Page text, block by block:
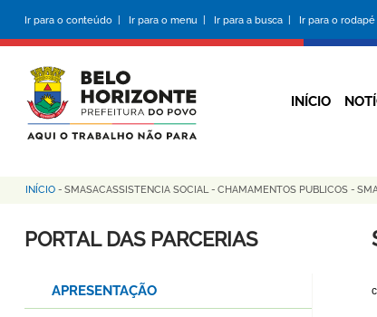
conteúdo
principal
Ir para o conteúdo | Ir para o menu | Ir para a busca | Ir para o
INÍCIO
Trilha
de
INÍCIO - SMASACASSISTENCIA SOCIAL- CHAMAMENTOS PUBLICOS -
PORTAL DAS PARCERIAS
APRESENTAÇÃO